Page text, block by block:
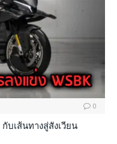
0
บเส้นทางสู่สังเวียน